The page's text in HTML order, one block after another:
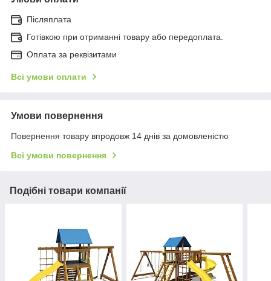
Післяплата
Готівкою при отриманні товару або передоплата.
Оплата за реквізитами
Всі умови оплати
Умови повернення
Повернення товару впродовж 14 днів за домовленістю
Всі умови повернення
Подібні товари компанії